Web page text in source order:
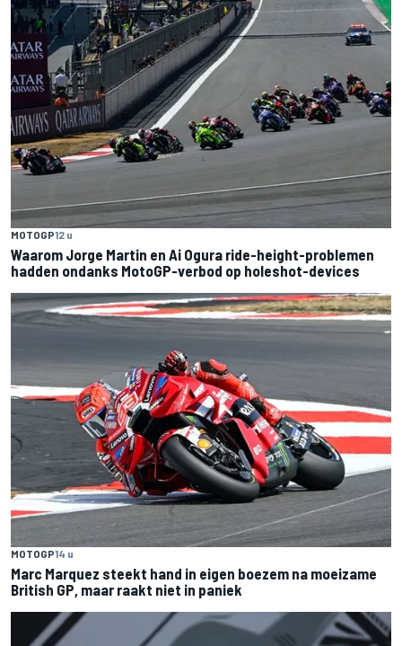
MOTOGP12 u
Waarom Jorge Martin en Ai Ogura ride-height-problemen
hadden ondanks MotoGP-verbod op holeshot-devices
MOTOGP14 u
Marc Marquez steekt hand in eigen boezem na moeizame
British GP, maar raakt niet in paniek